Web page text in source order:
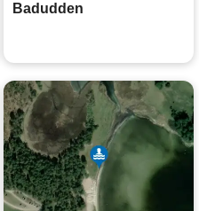
Badudden